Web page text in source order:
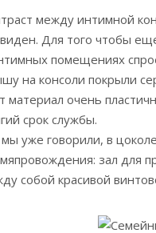
между интимной
Для того чтобы
помещениях
на консоли покрыли
материал очень
срок службы.
мы уже говорили, в
зал для
собой красивой